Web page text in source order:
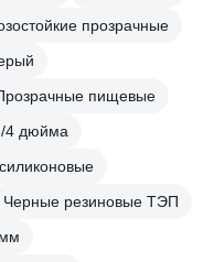
прозрачные
пищевые
4 дюйма
Черные резиновые ТЭП